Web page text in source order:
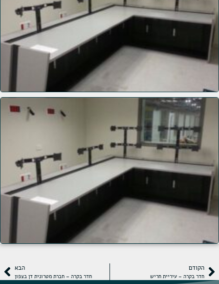
הקודם
חדר בקרה – עיריית חריש
הבא
חדר בקרה – חברת מטרונית דן בצפון